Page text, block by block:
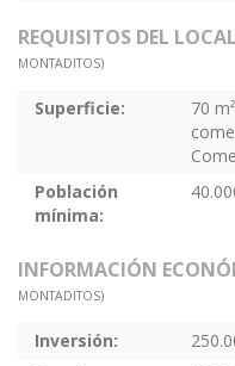
REQUISITOS DEL LOCAL
MONTADITOS)
Superficie:
70
Población
mínima:
INFORMACIÓN
MONTADITOS)
Inversión: